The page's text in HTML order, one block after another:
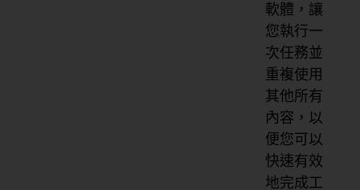
軟體，讓
您執行一
次任務並
重複使用
其他所有
內容，以
便您可以
快速有效
地完成工